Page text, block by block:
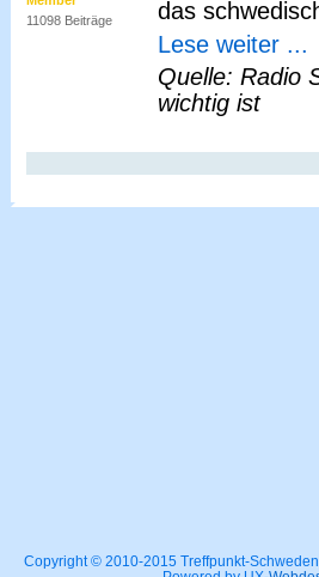
11098 Beiträge
das
Lese weiter ...
Quelle: Radio
wichtig ist
Copyright © 2010-2015 Treffpunkt-